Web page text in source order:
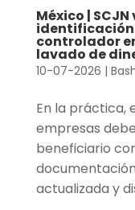
México |
controlador
lavado de
10-07-2026 |
En la práctica,
empresas
beneficiario
actualizada y